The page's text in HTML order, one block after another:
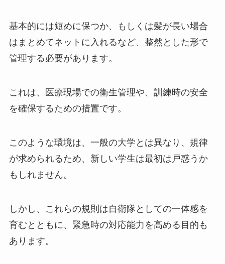
基本的には短めに保つか、もしくは髪が長い場合
はまとめてネットに入れるなど、整然とした形で
管理する必要があります。
これは、医療現場での衛生管理や、訓練時の安全
を確保するための措置です。
このような環境は、一般の大学とは異なり、規律
が求められるため、新しい学生は最初は戸惑うか
もしれません。
しかし、これらの規則は自衛隊としての一体感を
育むとともに、緊急時の対応能力を高める目的も
あります。